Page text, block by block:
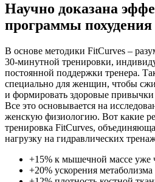
Научно доказана
программы
В основе методики FitCurves –
30-минутной тренировки,
постоянной поддержки тренера.
специально для женщин, чтобы
и формировать здоровые привычки
Все это основывается на
женскую физиологию. Вот какие
тренировка FitCurves,
нагрузку на гидравлических
+15% к мышечной массе уже
+20% ускорения